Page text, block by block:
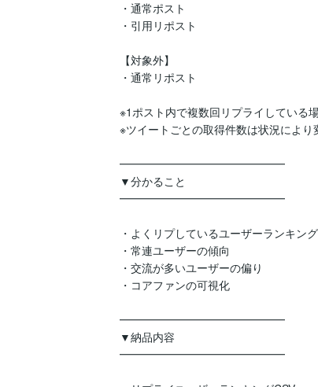
・通常ポスト
・引用リポスト
【対象外】
・通常リポスト
※1ポスト内で複数回リプライしている
※ツイートごとの取得件数は状況により
━━━━━━━━━━━━━━━
▼分かること
━━━━━━━━━━━━━━━
・よくリプしているユーザーランキング
・常連ユーザーの傾向
・交流が多いユーザーの偏り
・コアファンの可視化
━━━━━━━━━━━━━━━
▼納品内容
━━━━━━━━━━━━━━━